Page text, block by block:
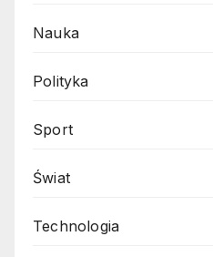
Nauka
Polityka
Sport
Świat
Technologia